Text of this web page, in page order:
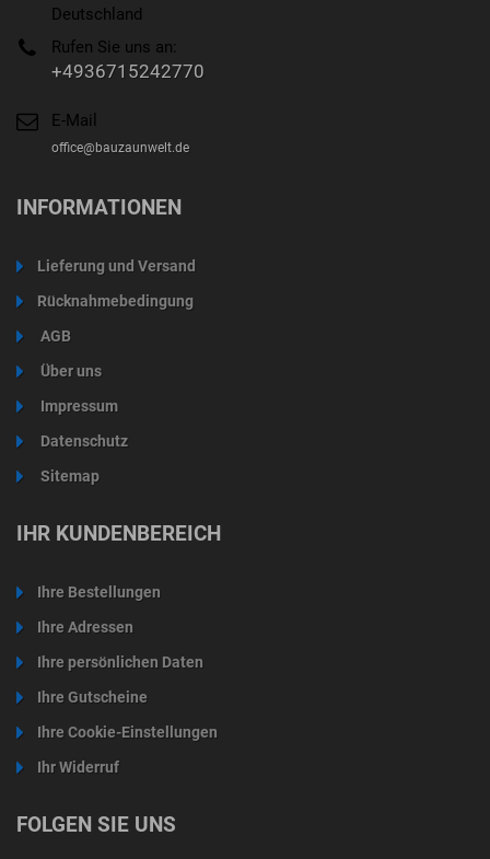
Deutschland
Rufen Sie uns an:
+4936715242770
E-Mail
office@bauzaunwelt.de
INFORMATIONEN
Lieferung und Versand
Rücknahmebedingung
AGB
Über uns
Impressum
Datenschutz
Sitemap
IHR KUNDENBEREICH
Ihre Bestellungen
Ihre Adressen
Ihre persönlichen Daten
Ihre Gutscheine
Ihre Cookie-Einstellungen
Ihr Widerruf
FOLGEN SIE UNS